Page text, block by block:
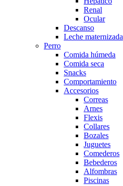
Renal
Ocular
Descanso
Leche maternizada
Perro
Comida húmeda
Comida seca
Snacks
Comportamiento
Accesorios
Correas
Arnes
Flexis
Collares
Bozales
Juguetes
Comederos
Bebederos
Alfombras
Piscinas